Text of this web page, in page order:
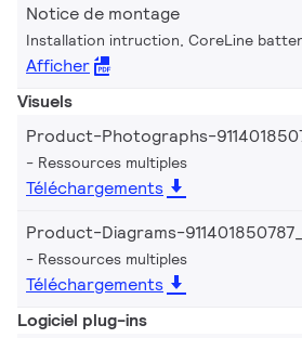
Notice de montage
Installation intruction, CoreLine
Afficher
Visuels
Product-Photographs-
Ressources multiples
Téléchargements
Product-Diagrams-
Ressources multiples
Téléchargements
Logiciel plug-ins